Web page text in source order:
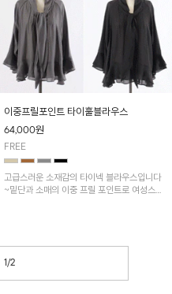
이중프릴포인트 타이훌블라우스
64,000원
FREE
고급스러운 소재감의 타이넥 블라우스입니다
~밑단과 소매의 이중 프릴 포인트로 여성스러
1/2